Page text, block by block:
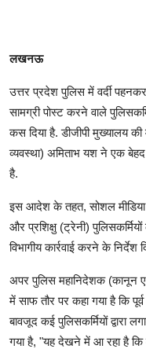
लखनऊ
उत्तर प्रदेश पुलिस में वर्दी
सामग्री पोस्ट करने वाले
कस दिया है. डीजीपी मुख्यालय
व्यवस्था) अमिताभ यश ने एक
है.
इस आदेश के तहत, सोशल
और प्रशिक्षु (ट्रेनी)
विभागीय कार्रवाई करने के निर्देश
अपर पुलिस महानिदेशक (कानून एवं
में साफ तौर पर कहा गया है कि
बावजूद कई पुलिसकर्मियों द्वारा
गया है, "यह देखने में आ रहा है कि